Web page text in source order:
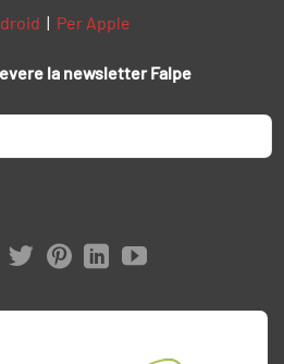
| Per Apple
la newsletter Falpe